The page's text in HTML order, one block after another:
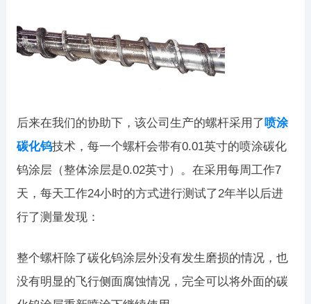
后来在我们的协助下，该公司生产的螺杆采用了喷涂
碳化钨技术，每一个螺杆会带有0.01英寸的喷涂碳化
钨涂层（整体涂层是0.02英寸）。在采用每周工作7
天，每天工作24小时的方式进行测试了2年半以后进
行了测量发现：
整个螺杆除了碳化钨涂层外没有发生磨损的情况，也
没有明显的飞行侧面腐蚀情况，完全可以将外面的碳